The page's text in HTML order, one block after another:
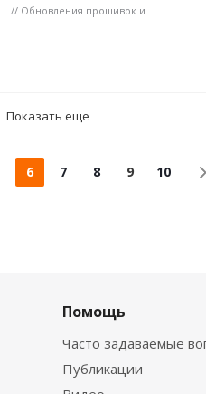
// Обновления прошивок и
Показать еще
6 7 8 9 10
Помощь
Часто задаваемые
Публикации